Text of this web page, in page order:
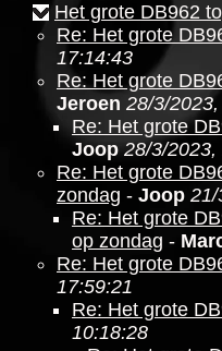
Het grote DB962
Re: Het grote
17:14:43
Re: Het grote
Jeroen 28/3/
Re: Het grote
Joop 28/3/2023,
Re: Het grote
zondag - Joop 21/
Re: Het grote
op zondag -
Re: Het grote
17:59:21
Re: Het grote
10:18:28